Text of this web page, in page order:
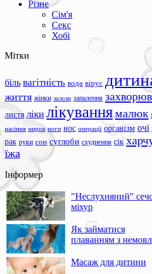
Різне
Сім'я
Секс
Хобі
Мітки
біль вагітність вода вірус
життя жінки залози запалення
листя ліки лікуваннямалюк
насіння нирок ноги нос операції організм очі
рак руки сон суглоби схуднення сік
їжа
Інформер
"Неслухняний"
міхур
Як займатися
плаванням з
Масаж для дитини